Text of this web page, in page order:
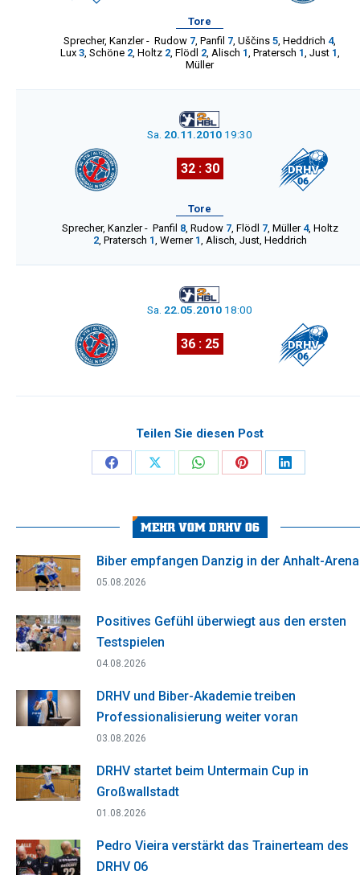
Tore
Sprecher, Kanzler- Rudow 7, Panfil 7, Uščins 5, Heddrich 4,
Lux 3, Schöne 2, Holtz 2, Flödl 2, Alisch 1, Pratersch 1, Just 1,
Müller
Sa. 20.11.2010 19:30
32 : 30
Tore
Sprecher, Kanzler- Panfil 8, Rudow 7, Flödl 7, Müller 4, Holtz
2, Pratersch 1, Werner 1, Alisch, Just, Heddrich
Sa. 22.05.2010 18:00
36 : 25
Teilen Sie diesen Post
Share
Facebook
Share
X
Share
WhatsApp
Share
Pinterest
Share
MEHR VOM DRHV 06
Biber empfangen Danzig in der Anhalt-Arena
05.08.2026
Positives Gefühl überwiegt aus den ersten
Testspielen
04.08.2026
DRHV und Biber-Akademie treiben
Professionalisierung weiter voran
03.08.2026
DRHV startet beim Untermain Cup in
Großwallstadt
01.08.2026
Pedro Vieira verstärkt das Trainerteam des
DRHV 06